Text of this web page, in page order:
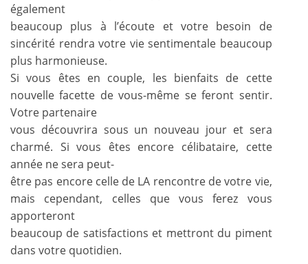
également
beaucoup plus à l’écoute et votre besoin de
sincérité rendra votre vie sentimentale beaucoup
plus harmonieuse.
Si vous êtes en couple, les bienfaits de cette
nouvelle facette de vous-même se feront sentir.
Votre partenaire
vous découvrira sous un nouveau jour et sera
charmé. Si vous êtes encore célibataire, cette
année ne sera peut-
être pas encore celle de LA rencontre de votre vie,
mais cependant, celles que vous ferez vous
apporteront
beaucoup de satisfactions et mettront du piment
dans votre quotidien.